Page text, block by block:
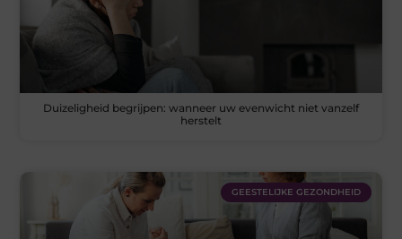
Duizeligheid begrijpen: wanneer uw evenwicht niet vanzelf
herstelt
GEESTELIJKE GEZONDHEID